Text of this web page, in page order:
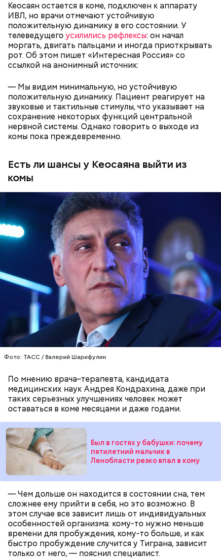
Кеосаян остается в коме, подключен к аппарату
ИВЛ, но врачи отмечают устойчивую
положительную динамику в его состоянии. У
телеведущего усилились рефлексы: он начал
моргать, двигать пальцами и иногда приоткрывать
рот. Об этом пишет «Интересная Россия» со
ссылкой на анонимный источник:
— Мы видим минимальную, но устойчивую
положительную динамику. Пациент реагирует на
звуковые и тактильные стимулы, что указывает на
сохранение некоторых функций центральной
нервной системы. Однако говорить о выходе из
комы пока преждевременно.
Есть ли шансы у Кеосаяна выйти из
комы
Фото: ТАСС / Валерий Шарифулин
По мнению врача–терапевта, кандидата
медицинских наук Андрея Кондрахина, даже при
таких серьезных улучшениях человек может
оставаться в коме месяцами и даже годами.
Был в гостях у бабушки: почему
пятилетний мальчик в
Ленобласти резко впал в кому
— Чем дольше он находится в состоянии сна, тем
сложнее ему прийти в себя, но это возможно. В
этом случае все зависит лишь от индивидуальных
особенностей организма: кому-то нужно меньше
времени для пробуждения, кому-то больше, и как
быстро пробуждение случится у Тиграна, зависит
только от него, — пояснил специалист.
Ингредиенты:
кабачок;
брынза;
растительное масло;
— Кабачки нужно натереть длинными слайсами
(это можно сделать на специальной терке),
Дальше нужно добавить немного растительного
масла, соль, а сверху бросить хаотично
порезанную брынзу. Затем добавляются помидоры
черри или грунтовые, — рассказал шеф-повар.
Противень ставится в духовку, разогретую до 180–
190 градусов. Спагетти из кабачка нужно запекать
25–30 минут.
беременным, кормящим женщинам;
людям с ослабленной иммунной системой;
пожилым;
детям.
— Там может содержаться огромное количество
нитратов, которое вызовет головокружение,
гипоксию и ухудшение физического состояния, —
предостерегла Соломатина.
Также не нужно есть дыню до корки, потому что
именно там скапливаются нитраты. И важно
тщательно ее мыть, чтобы не отравиться, добавила
собеседница «ВМ».